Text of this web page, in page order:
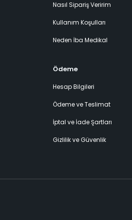
Nasıl Sipariş Veririm
Kullanım Koşulları
Neden İba Medikal
Ödeme
Hesap Bilgileri
Ödeme ve Teslimat
İptal ve İade Şartları
Gizlilik ve Güvenlik